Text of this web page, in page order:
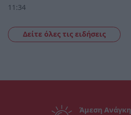
11:34
Δείτε όλες τις ειδήσεις
Άμεση Ανάγκη